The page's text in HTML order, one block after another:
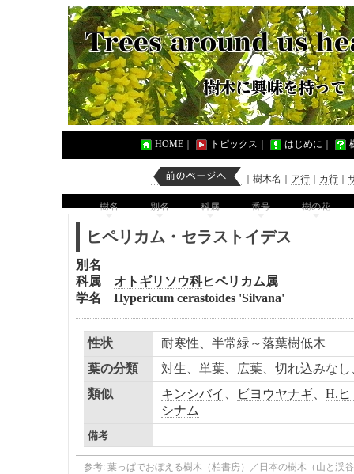
HOME トピックス はじめに
樹木名 ア行 カ行
樹名 別名 科属 番号 樹の花
ヒペリカム・セラストイデス
別名
科属 オトギリソウ科ヒペリカム属
学名 Hypericum cerastoides 'Silvana'
性状
耐寒性、半常緑～落葉樹低木
葉の分類
対生、単葉、広葉、切れ込みな
類似
キンシバイ ビヨウヤナギ、 H.ヒ
シナム
備考
参考: 葉っぱでおぼえる樹木（柏書房）／日本の樹木（山と渓